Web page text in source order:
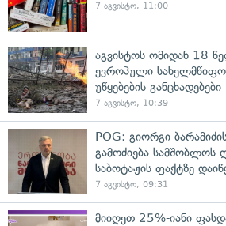
7 აგვისტო, 11:00
აგვისტოს ომიდან 18
ევროპული
უწყებების განცხადებები
7 აგვისტო, 10:39
POG: გიორგი
გამოძიება სამშობლოს
საბოტაჟის ფაქტზე
7 აგვისტო, 09:31
მიიღეთ 25%-იანი